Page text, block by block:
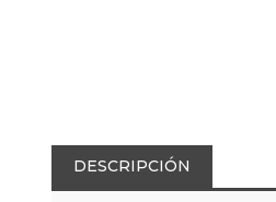
DESCRIPCIÓN